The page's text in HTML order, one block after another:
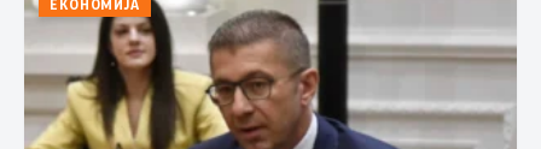
ЕКОНОМИЈА